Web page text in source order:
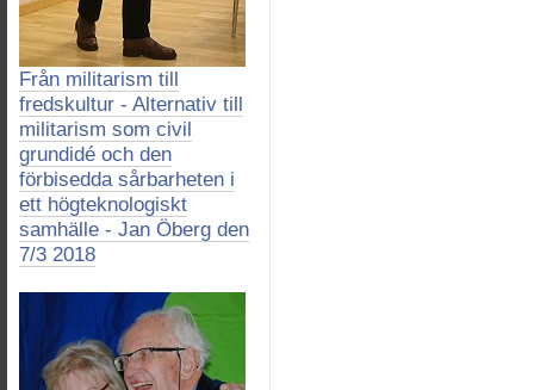
Från militarism till
fredskultur - Alternativ till
militarism som civil
grundidé och den
förbisedda sårbarheten i
ett högteknologiskt
samhälle - Jan Öberg den
7/3 2018